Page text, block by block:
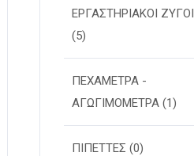
ΕΡΓΑΣΤΗΡΙΑΚΟΙ ΖΥΓΟΙ
(5)
ΠΕΧΑΜΕΤΡΑ -
ΑΓΩΓΙΜΟΜΕΤΡΑ (1)
ΠΙΠΕΤΤΕΣ (0)